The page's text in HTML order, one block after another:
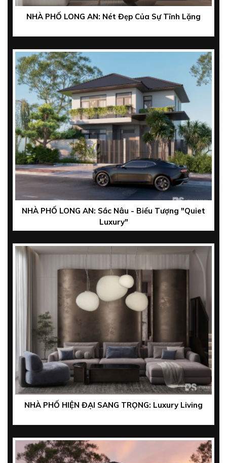
NHÀ PHỐ LONG AN: Nét Đẹp Của Sự Tĩnh Lặng
NHÀ PHỐ LONG AN: Sắc Nâu - Biểu Tượng "Quiet
Luxury"
NHÀ PHỐ HIỆN ĐẠI SANG TRỌNG: Luxury Living